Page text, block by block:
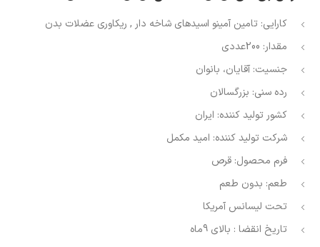
کارایی: تامین آمینو اسیدهای شاخه دار , ریکاوری عضلات بدن
مقدار: 200عددی
جنسیت: آقایان، بانوان
رده سنی: بزرگسالان
کشور تولید کننده: ایران
شرکت تولید کننده: امید مکمل
فرم محصول: قرص
طعم: بدون طعم
تحت لیسانس آمریکا
تاریخ انقضا : بالای 9ماه